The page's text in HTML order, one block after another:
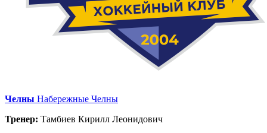
Челны Набережные Челны
Тренер: Тамбиев Кирилл Леонидович